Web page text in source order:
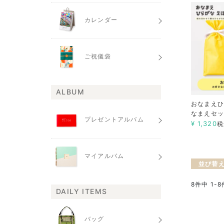
おなまえ
なまえセ
¥ 1,320
並び替
8件中 1 -8
カレンダー
ご祝儀袋
ALBUM
プレゼントアルバム
マイアルバム
DAILY ITEMS
バッグ